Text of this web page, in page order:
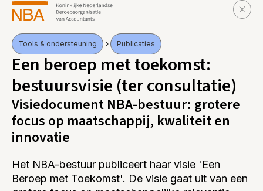
Tools & ondersteuning Publicaties
Een beroep met toekomst:
bestuursvisie (ter consultatie)
Visiedocument NBA-bestuur: grotere
focus op maatschappij, kwaliteit en
innovatie
Het NBA-bestuur publiceert haar visie 'Een
Beroep met Toekomst'. De visie gaat uit van een